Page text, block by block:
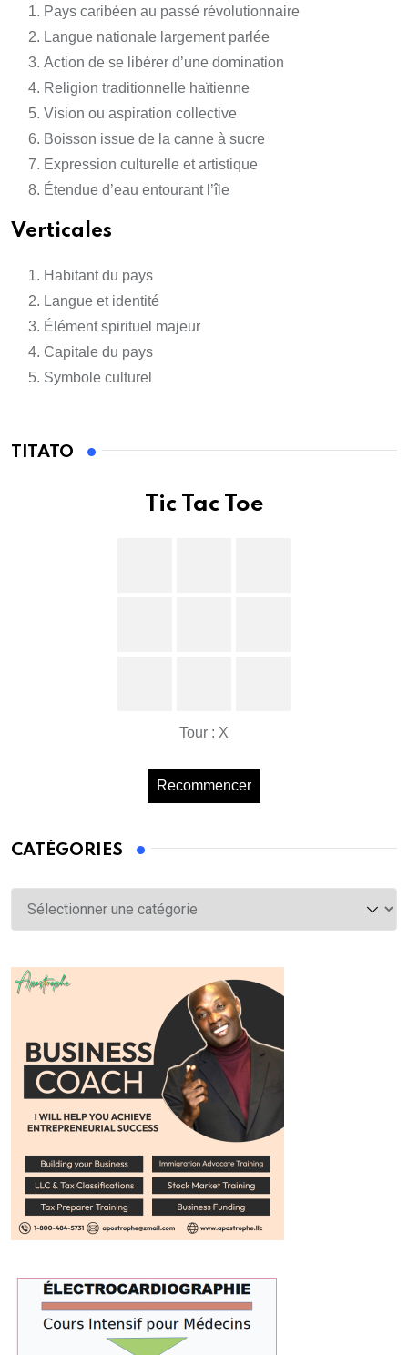
Pays caribéen au passé révolutionnaire
Langue nationale largement parlée
Action de se libérer d’une domination
Religion traditionnelle haïtienne
Vision ou aspiration collective
Boisson issue de la canne à sucre
Expression culturelle et artistique
Étendue d’eau entourant l’île
Verticales
Habitant du pays
Langue et identité
Élément spirituel majeur
Capitale du pays
Symbole culturel
TITATO
Tic Tac Toe
Tour : X
Recommencer
CATÉGORIES